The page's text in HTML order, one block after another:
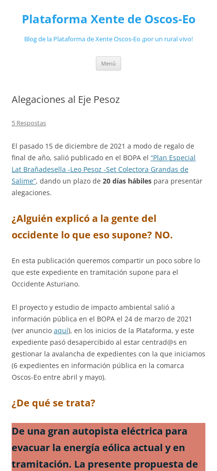
Plataforma Xente de Oscos-Eo
Blog de la Plataforma de Xente Oscos-Eo ¡por un rural vivo!
Menú
Alegaciones al Eje Pesoz
5 Respostas
El pasado 15 de diciembre de 2021 a modo de regalo de
final de año, salió publicado en el BOPA el “Plan Especial
Lat Brañadesella -Leo Pesoz -Set Colectora Grandas de
Salime”, dando un plazo de 20 días hábiles para presentar
alegaciones.
¿Alguién explicó a la gente del
occidente lo que eso supone? NO.
En esta publicación queremos compartir un poco sobre lo
que este expediente en tramitación supone para el
Occidente Asturiano.
El proyecto y estudio de impacto ambiental salió a
información pública en el BOPA el 24 de marzo de 2021
(ver anuncio aquí), en los inicios de la Plataforma, y este
expediente pasó desapercibido al estar centrad@s en
gestionar la avalancha de expedientes con la que iniciamos
(6 expedientes en información pública en la comarca
Oscos-Eo entre abril y mayo).
¿De qué se trata?
De una gran autopista eléctrica para
evacuar la energía eólica actual y en
tramitación. La presente propuesta de